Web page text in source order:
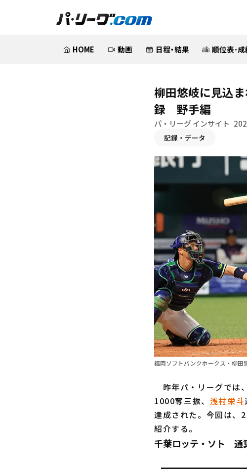
HOME 動画 日程・結果 順位表･成
柳田悠岐に見込
録 野手編
パ・リーグ インサイト
記録・データ
福岡ソフトバンクホークス・柳田
昨年パ・リーグでは、
1000奪三振、 浅村栄斗
達成された。今回は、
紹介する。
千葉ロッテ・ソト 通